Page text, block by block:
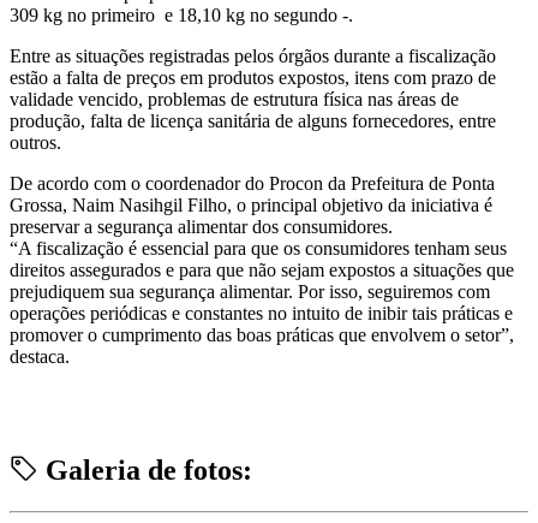
309 kg no primeiro e 18,10 kg no segundo -.
Entre as situações registradas pelos órgãos durante a fiscalização
estão a falta de preços em produtos expostos, itens com prazo de
validade vencido, problemas de estrutura física nas áreas de
produção, falta de licença sanitária de alguns fornecedores, entre
outros.
De acordo com o coordenador do Procon da Prefeitura de Ponta
Grossa, Naim Nasihgil Filho, o principal objetivo da iniciativa é
preservar a segurança alimentar dos consumidores.
“A fiscalização é essencial para que os consumidores tenham seus
direitos assegurados e para que não sejam expostos a situações que
prejudiquem sua segurança alimentar. Por isso, seguiremos com
operações periódicas e constantes no intuito de inibir tais práticas e
promover o cumprimento das boas práticas que envolvem o setor”,
destaca.
Galeria de fotos: